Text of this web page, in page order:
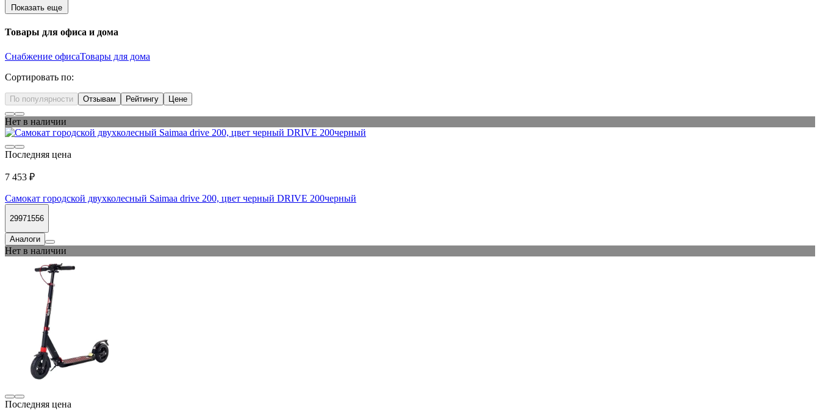
Показать еще
Товары для офиса и дома
Снабжение офисаТовары для дома
Сортировать по:
По популярности Отзывам Рейтингу Цене
Нет в наличии
Последняя цена
7 453 ₽
Самокат городской двухколесный Saimaa drive 200, цвет черный DRIVE 200черный
29971556
Аналоги
Нет в наличии
Последняя цена